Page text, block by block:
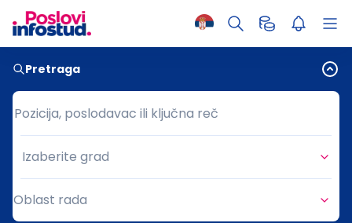
Pretraga
Pozicija, poslodavac ili ključna reč
Pozicija, poslodavac ili ključna reč
Grad
Izaberite grad
Oblast rada